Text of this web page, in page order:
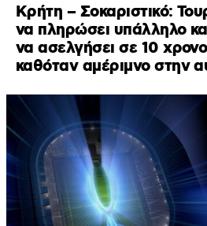
Κρήτη – Σοκαριστικό:
να πληρώσει υπάλληλο
να ασελγήσει σε 10
καθόταν αμέριμνο στην